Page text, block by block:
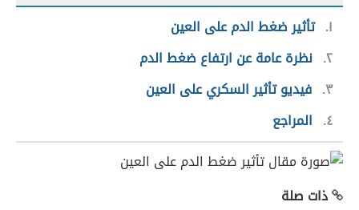
١ تأثير ضغط الدم على العين
٢ نظرة عامة عن ارتفاع ضغط الدم
٣ فيديو تأثير السكري على العين
٤
المراجع
ذات صلة